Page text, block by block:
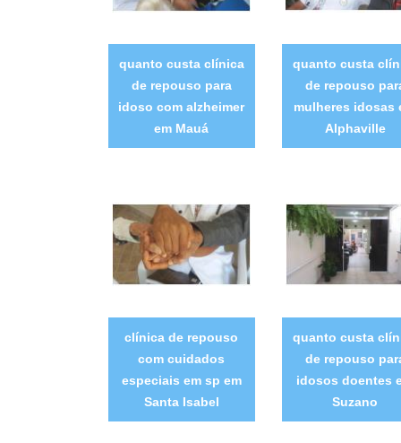
quanto custa clínica
de repouso para
idoso com alzheimer
em Mauá
quanto custa
de repouso
mulheres idosas
Alphaville
clínica de repouso
com cuidados
especiais em sp em
Santa Isabel
quanto custa
de repouso
idosos doentes
Suzano